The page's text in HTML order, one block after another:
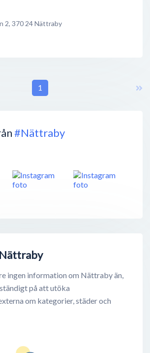
#Nättraby
ingen information om Nättraby än,
på att utöka
om kategorier, städer och
2, 370 24Nättraby
1